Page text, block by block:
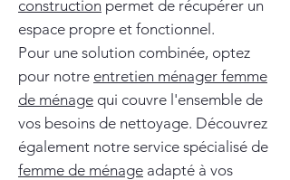
construction permet de récupérer un
espace propre et fonctionnel.
Pour une solution combinée, optez
pour notre entretien ménager femme
de ménage qui couvre l'ensemble de
vos besoins de nettoyage. Découvrez
également notre service spécialisé de
femme de ménage adapté à vos